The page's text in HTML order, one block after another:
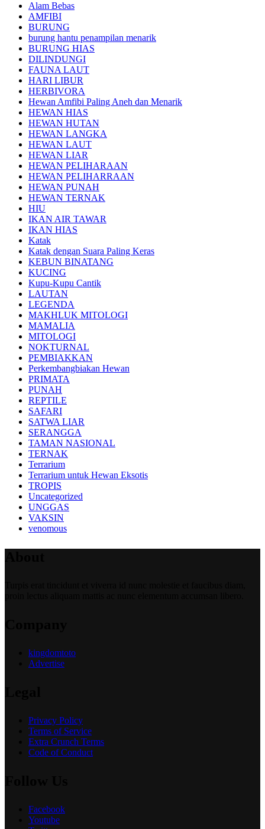
Alam Bebas
AMFIBI
BURUNG
burung hantu penampilan menarik
BURUNG HIAS
DILINDUNGI
FAUNA LAUT
HARI LIBUR
HERBIVORA
Hewan Amfibi Paling Aneh dan Menarik
HEWAN HIAS
HEWAN HUTAN
HEWAN LANGKA
HEWAN LAUT
HEWAN LIAR
HEWAN PELIHARAAN
HEWAN PELIHARRAAN
HEWAN PUNAH
HEWAN TERNAK
HIU
IKAN AIR TAWAR
IKAN HIAS
Katak
Katak dengan Suara Paling Keras
KEBUN BINATANG
KUCING
Kupu-Kupu Cantik
LAUTAN
LEGENDA
MAKHLUK MITOLOGI
MAMALIA
MITOLOGI
NOKTURNAL
PEMBIAKKAN
Perkembangbiakan Hewan
PRIMATA
PUNAH
REPTILE
SAFARI
SATWA LIAR
SERANGGA
TAMAN NASIONAL
TERNAK
Terrarium
Terrarium untuk Hewan Eksotis
TROPIS
Uncategorized
UNGGAS
VAKSIN
venomous
kingdomtoto
Advertise
Privacy Policy
Terms of Service
Extra Crunch Terms
Code of Conduct
Facebook
Youtube